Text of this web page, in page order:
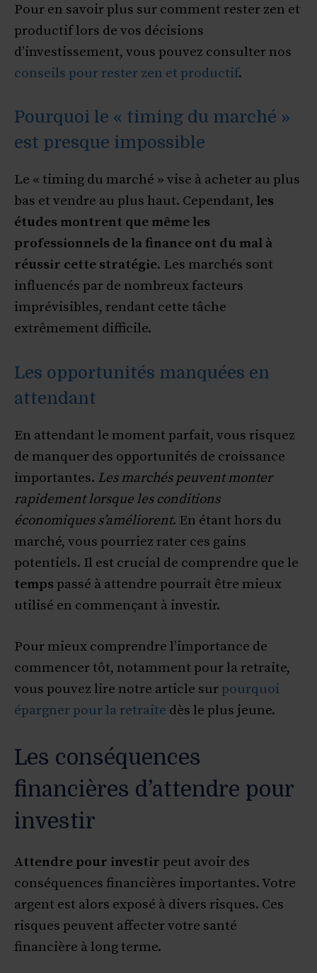
Pour en savoir plus sur comment rester zen et
productif lors de vos décisions
d’investissement, vous pouvez consulter nos
conseils pour rester zen et productif.
Pourquoi le « timing du marché »
est presque impossible
Le « timing du marché » vise à acheter au plus
bas et vendre au plus haut. Cependant, les
études montrent que même les
professionnels de la finance ont du mal à
réussir cette stratégie. Les marchés sont
influencés par de nombreux facteurs
imprévisibles, rendant cette tâche
extrêmement difficile.
Les opportunités manquées en
attendant
En attendant le moment parfait, vous risquez
de manquer des opportunités de croissance
importantes. Les marchés peuvent monter
rapidement lorsque les conditions
économiques s’améliorent. En étant hors du
marché, vous pourriez rater ces gains
potentiels. Il est crucial de comprendre que le
temps passé à attendre pourrait être mieux
utilisé en commençant à investir.
Pour mieux comprendre l’importance de
commencer tôt, notamment pour la retraite,
vous pouvez lire notre article sur pourquoi
épargner pour la retraite dès le plus jeune.
Les conséquences
financières d’attendre pour
investir
Attendre pour investir peut avoir des
conséquences financières importantes. Votre
argent est alors exposé à divers risques. Ces
risques peuvent affecter votre santé
financière à long terme.